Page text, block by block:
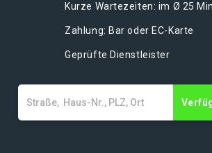
Kurze Wartezeiten: im Ø 25
Zahlung: Bar oder EC-Karte
Geprüfte Dienstleister